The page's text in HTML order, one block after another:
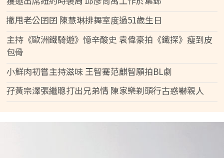
撇甩老公囝囝 陳慧琳排舞室度過51歲生日
主持《歐洲鐵騎遊》憶辛酸史 袁偉豪拍《鐵探》瘦到皮
包骨
小鮮肉初嘗主持滋味 王智騫范麒智願拍BL劇
孖黃宗澤張繼聰打出兄弟情 陳家樂剃頭行古惑嚇親人